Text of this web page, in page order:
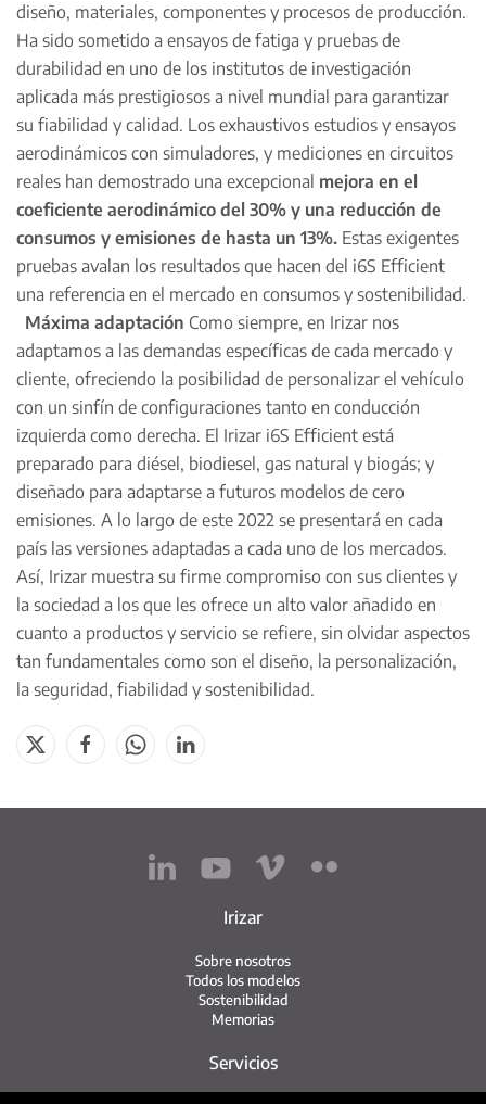
diseño, materiales, componentes y procesos de producción.
Ha sido sometido a ensayos de fatiga y pruebas de
durabilidad en uno de los institutos de investigación
aplicada más prestigiosos a nivel mundial para garantizar
su fiabilidad y calidad. Los exhaustivos estudios y ensayos
aerodinámicos con simuladores, y mediciones en circuitos
reales han demostrado una excepcional mejora en el
coeficiente aerodinámico del 30% y una reducción de
consumos y emisiones de hasta un 13%. Estas exigentes
pruebas avalan los resultados que hacen del i6S Efficient
una referencia en el mercado en consumos y sostenibilidad.
Máxima adaptación Como siempre, en Irizar nos
adaptamos a las demandas específicas de cada mercado y
cliente, ofreciendo la posibilidad de personalizar el vehículo
con un sinfín de configuraciones tanto en conducción
izquierda como derecha. El Irizar i6S Efficient está
preparado para diésel, biodiesel, gas natural y biogás; y
diseñado para adaptarse a futuros modelos de cero
emisiones. A lo largo de este 2022 se presentará en cada
país las versiones adaptadas a cada uno de los mercados.
Así, Irizar muestra su firme compromiso con sus clientes y
la sociedad a los que les ofrece un alto valor añadido en
cuanto a productos y servicio se refiere, sin olvidar aspectos
tan fundamentales como son el diseño, la personalización,
la seguridad, fiabilidad y sostenibilidad.
Irizar
Sobre nosotros
Todos los modelos
Sostenibilidad
Memorias
Servicios